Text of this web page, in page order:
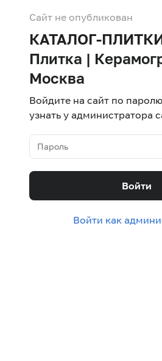
Сайт не опубликован
КАТАЛОГ-
Плитка |
Москва
Войдите на сайт по
узнать у администратора
Войти
Войти как